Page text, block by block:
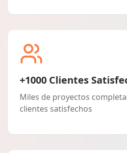
+1000 Clientes
Miles de proyectos
clientes satisfechos